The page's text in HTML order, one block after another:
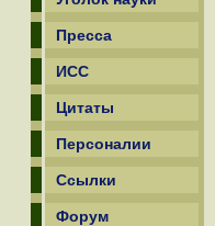
Пресса
ИСС
Цитаты
Персоналии
Ссылки
Форум